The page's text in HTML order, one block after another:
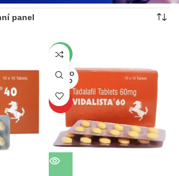
panel
-37%
VYPRO
DÁNO
TOP